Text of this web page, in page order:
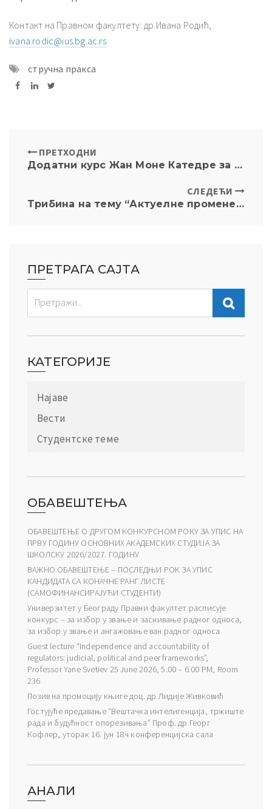
Контакт на Правном факултету: др Ивана Родић,
ivana.rodic@ius.bg.ac.rs
стручна пракса
ПРЕТХОДНИ
Додатни курс Жан Моне Катедре за европско еколошко право: Промене у управном праву и еколошки acquis
СЛЕДЕЋИ
Tрибинa на тему “Актуелне промене Устава у Републици Србији” – Онлајн, 12.1.2022. са почетком у 14č
ПРЕТРАГА САЈТА
КАТЕГОРИЈЕ
Најаве
Вести
Студентске теме
ОБАВЕШТЕЊА
ОБАВЕШТЕЊЕ О ДРУГОМ КОНКУРСНОМ РОКУ ЗА УПИС НА
ПРВУ ГОДИНУ ОСНОВНИХ АКАДЕМСКИХ СТУДИЈА ЗА
ШКОЛСКУ 2026/2027. ГОДИНУ
ВАЖНО ОБАВЕШТЕЊЕ – ПОСЛЕДЊИ РОК ЗА УПИС
КАНДИДАТА СА КОНАЧНЕ РАНГ ЛИСТЕ
(САМОФИНАНСИРАЈУЋИ СТУДЕНТИ)
Универзитет у Београду Правни факултет расписује
конкурс – за избор у звање и заснивање радног односа,
за избор у звање и ангажовање ван радног односа
Guest lecture “Independence and accountability of
regulators: judicial, political and peer frameworks”,
Professor Yane Svetiev 25 June 2026, 5.00 – 6.00 PM, Room
236
Позив на промоцију књиге доц. др Лидије Живковић
Гостујуће предавање “Вештачка интелигенција, тржиште
рада и будућност опорезивања” Проф. др Георг
Кофлер, уторак 16. јун 18ч конференцијска сала
АНАЛИ